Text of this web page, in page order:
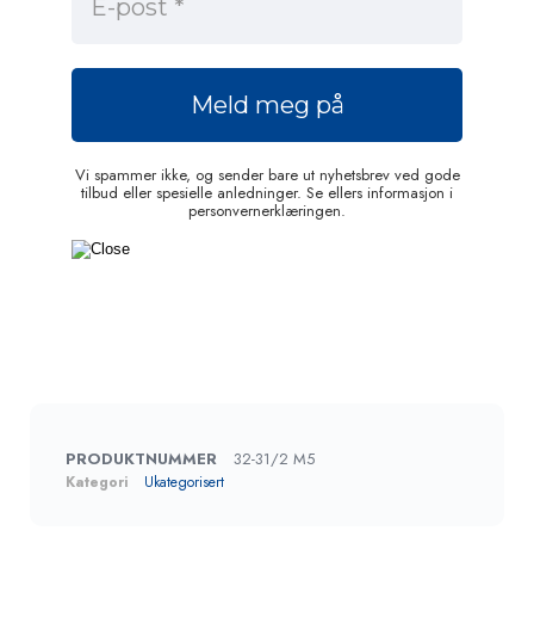
Vi spammer ikke, og sender bare ut nyhetsbrev ved gode
tilbud eller spesielle anledninger. Se ellers informasjon i
personvernerklæringen.
PRODUKTNUMMER 32-31/2 M5
Kategori Ukategorisert